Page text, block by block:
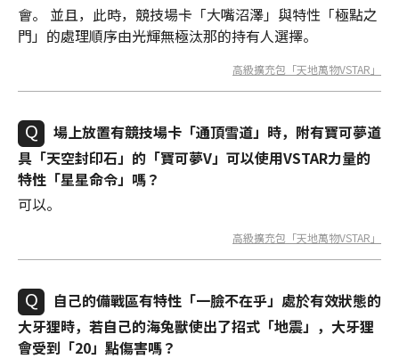
會。 並且，此時，競技場卡「大嘴沼澤」與特性「極點之
門」的處理順序由光輝無極汰那的持有人選擇。
高級擴充包「天地萬物VSTAR」
場上放置有競技場卡「通頂雪道」時，附有寶可夢道
具「天空封印石」的「寶可夢V」可以使用VSTAR力量的
特性「星星命令」嗎？
可以。
高級擴充包「天地萬物VSTAR」
自己的備戰區有特性「一臉不在乎」處於有效狀態的
大牙狸時，若自己的海兔獸使出了招式「地震」，大牙狸
會受到「20」點傷害嗎？